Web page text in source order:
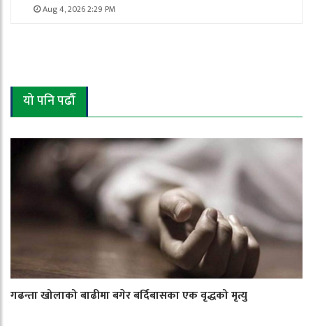
Aug 4, 2026 2:29 PM
यो पनि पढौँ
गढन्ता खोलाको बाढीमा बगेर बर्दिबासका एक वृद्धको मृत्यु